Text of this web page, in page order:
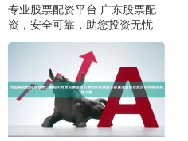
专业股票配资平台 广东股票配
资，安全可靠，助您投资无忧